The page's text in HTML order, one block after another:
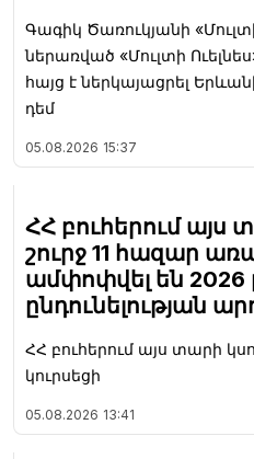
Գագիկ Ծառուկյանի
ներառված «Մուլտի
հայց է ներկայացրել
դեմ
05.08.2026 15:37
ՀՀ բուհերում այս
շուրջ 11 հազար
ամփոփվել են 2026
ընդունելության
ՀՀ բուհերում այս տարի
կուրսեցի
05.08.2026 13:41